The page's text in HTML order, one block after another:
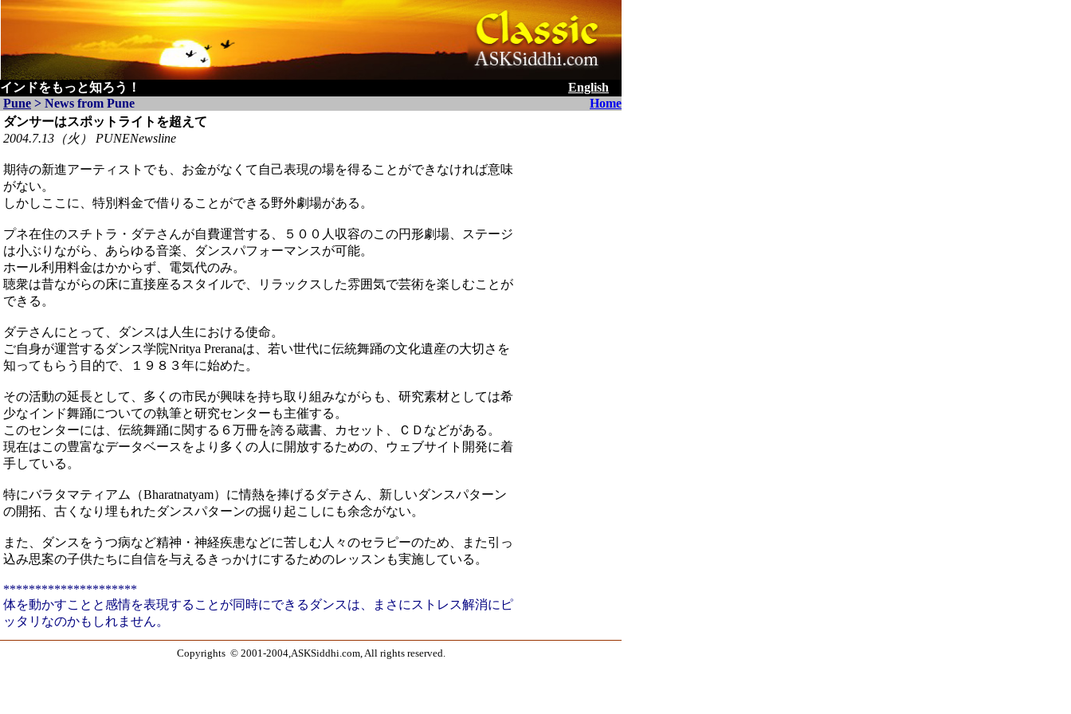
インドをもっと知ろう！
English
Pune > News from Pune
Home
ダンサーはスポットライトを超えて
2004.7.13（火） PUNENewsline
期待の新進アーティストでも、お金がなくて自己表現の場を得ることができなければ意味
がない。
しかしここに、特別料金で借りることができる野外劇場がある。
プネ在住のスチトラ・ダテさんが自費運営する、５００人収容のこの円形劇場、ステージ
は小ぶりながら、あらゆる音楽、ダンスパフォーマンスが可能。
ホール利用料金はかからず、電気代のみ。
聴衆は昔ながらの床に直接座るスタイルで、リラックスした雰囲気で芸術を楽しむことが
できる。
ダテさんにとって、ダンスは人生における使命。
ご自身が運営するダンス学院Nritya Preranaは、若い世代に伝統舞踊の文化遺産の大切さを
知ってもらう目的で、１９８３年に始めた。
その活動の延長として、多くの市民が興味を持ち取り組みながらも、研究素材としては希
少なインド舞踊についての執筆と研究センターも主催する。
このセンターには、伝統舞踊に関する６万冊を誇る蔵書、カセット、ＣＤなどがある。
現在はこの豊富なデータベースをより多くの人に開放するための、ウェブサイト開発に着
手している。
特にバラタマティアム（Bharatnatyam）に情熱を捧げるダテさん、新しいダンスパターン
の開拓、古くなり埋もれたダンスパターンの掘り起こしにも余念がない。
また、ダンスをうつ病など精神・神経疾患などに苦しむ人々のセラピーのため、また引っ
込み思案の子供たちに自信を与えるきっかけにするためのレッスンも実施している。
*********************
体を動かすことと感情を表現することが同時にできるダンスは、まさにストレス解消にピ
ッタリなのかもしれません。
Copyrights © 2001-2004,ASKSiddhi.com, All rights reserved.